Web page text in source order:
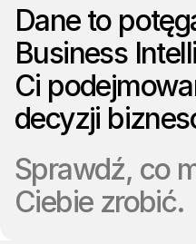
Dane to
Business
Ci
decyzji
Sprawdź, co
Ciebie zrobić.